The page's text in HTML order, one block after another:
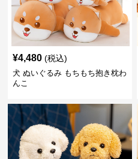
¥4,480 (税込)
犬 ぬいぐるみ もちもち抱き枕わ
んこ